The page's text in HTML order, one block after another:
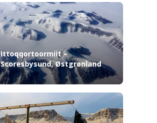
Ittoqqortoormiit –
Scoresbysund, Østgrønland